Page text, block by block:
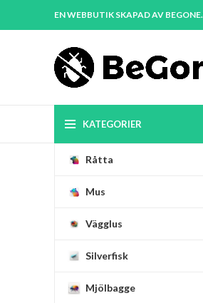
EN WEBBUTIK SKAPAD AV
KATEGORIER
Råtta
Mus
Vägglus
Silverfisk
Mjölbagge